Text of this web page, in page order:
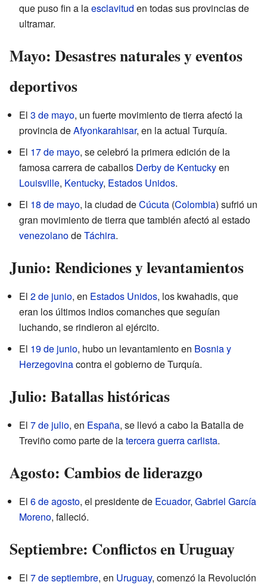
que puso fin a laesclavitud en todas sus provincias de
ultramar.
Mayo: Desastres naturales y eventos
deportivos
El 3 de mayo, un fuerte movimiento de tierra afectó la
provincia deAfyonkarahisar, en la actual Turquía.
El 17 de mayo, se celebró la primera edición de la
famosa carrera de caballos Derby de Kentuckyen
Louisville, Kentucky, Estados Unidos.
El 18 de mayo, la ciudad deCúcuta (Colombia) sufrió un
gran movimiento de tierra que también afectó al estado
venezolanodeTáchira.
Junio: Rendiciones y levantamientos
El 2 de junio, en Estados Unidos, los kwahadis, que
eran los últimos indios comanches que seguían
luchando, se rindieron al ejército.
El 19 de junio, hubo un levantamiento en Bosnia y
Herzegovinacontra el gobierno de Turquía.
Julio: Batallas históricas
El 7 de julio, en España, se llevó a cabo la Batalla de
Treviño como parte de latercera guerra carlista.
Agosto: Cambios de liderazgo
El 6 de agosto, el presidente de Ecuador, Gabriel García
Moreno, falleció.
Septiembre: Conflictos en Uruguay
El 7 de septiembre, en Uruguay, comenzó la Revolución